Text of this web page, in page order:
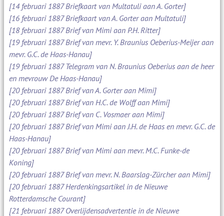
[14 februari 1887 Briefkaart van Multatuli aan A. Gorter]
[16 februari 1887 Briefkaart van A. Gorter aan Multatuli]
[18 februari 1887 Brief van Mimi aan P.H. Ritter]
[19 februari 1887 Brief van mevr. Y. Braunius Oeberius-Meijer aan
mevr. G.C. de Haas-Hanau]
[19 februari 1887 Telegram van N. Braunius Oeberius aan de heer
en mevrouw De Haas-Hanau]
[20 februari 1887 Brief van A. Gorter aan Mimi]
[20 februari 1887 Brief van H.C. de Wolff aan Mimi]
[20 februari 1887 Brief van C. Vosmaer aan Mimi]
[20 februari 1887 Brief van Mimi aan J.H. de Haas en mevr. G.C. de
Haas-Hanau]
[20 februari 1887 Brief van Mimi aan mevr. M.C. Funke-de
Koning]
[20 februari 1887 Brief van mevr. N. Baarslag-Zürcher aan Mimi]
[20 februari 1887 Herdenkingsartikel in de Nieuwe
Rotterdamsche Courant]
[21 februari 1887 Overlijdensadvertentie in de Nieuwe